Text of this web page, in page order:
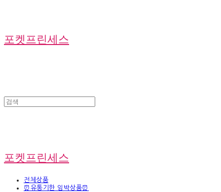
포켓프린세스
포켓프린세스
전체상품
⏰유통기한 임박상품⏰